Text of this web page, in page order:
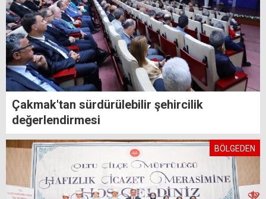
Çakmak'tan sürdürülebilir şehircilik
değerlendirmesi
BÖLGEDEN